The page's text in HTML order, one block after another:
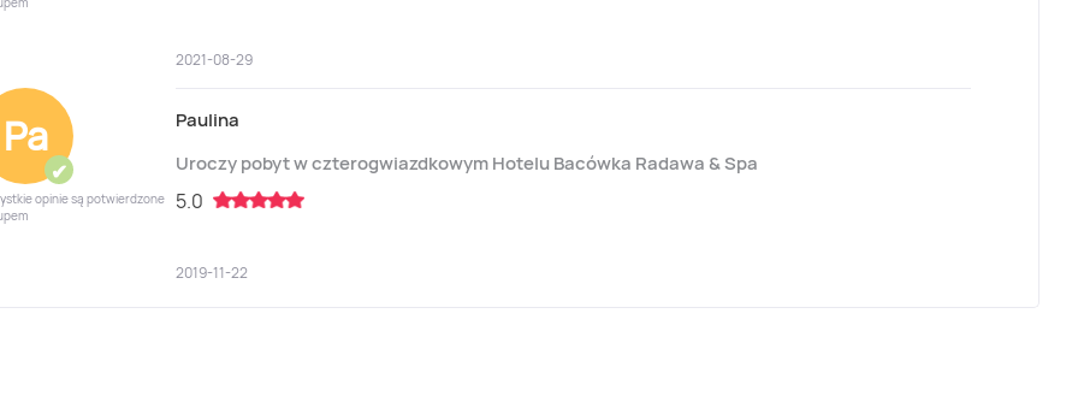
2021-08-29
Pa
✔
opinie są potwierdzone
Paulina
Uroczy pobyt w czterogwiazdkowym Hotelu Bacówka Radawa & Spa
5.0
2019-11-22